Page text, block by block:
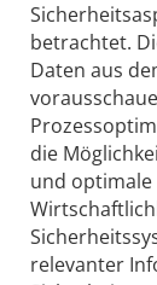
betrachtet.
Daten aus
die
und optimale
relevanter